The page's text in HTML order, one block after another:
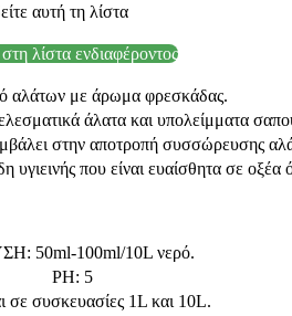
αυτή τη λίστα
λίστα ενδιαφέροντος
αλάτων με άρωμα φρεσκάδας.
άλατα και υπολείμματα
στην αποτροπή συσσώρευσης
υγιεινής που είναι ευαίσθητα σε
50ml-100ml/10L νερό.
PH: 5
σε συσκευασίες 1L και 10L.